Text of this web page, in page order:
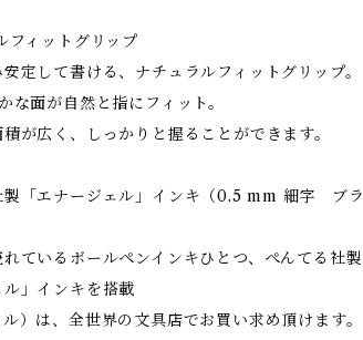
ィットグリップ
定して書ける、ナチュラルフィットグリップ。
な面が自然と指にフィット。
が広く、しっかりと握ることができます。
「エナージェル」インキ（0.5 mm 細字 ブラ
ているボールペンインキひとつ、ぺんてる社製
ル」インキを搭載
）は、全世界の文具店でお買い求め頂けます。